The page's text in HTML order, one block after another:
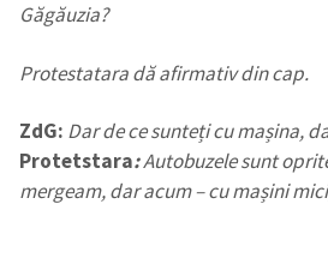
Găgăuzia?
Protestatara dă afirmativ din cap.
ZdG: Dar de ce sunteți cu mașina,
Protetstara:Autobuzele sunt
mergeam, dar acum – cu mașini